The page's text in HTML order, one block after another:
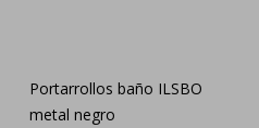
Portarrollos baño ILSBO
metal negro